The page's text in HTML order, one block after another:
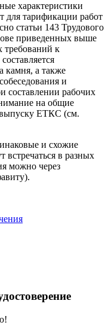
характеристики
для тарификации работ
статьи 143 Трудового
приведенных выше
требований к
камня, а также
и
составлении рабочих
на общие
ЕТКС (см.
и схожие
встречаться в разных
можно через